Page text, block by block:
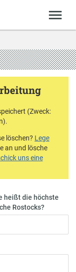
(Zweck:
löschen? Lege
an und lösche
uns eine
heißt die höchste
Rostocks?